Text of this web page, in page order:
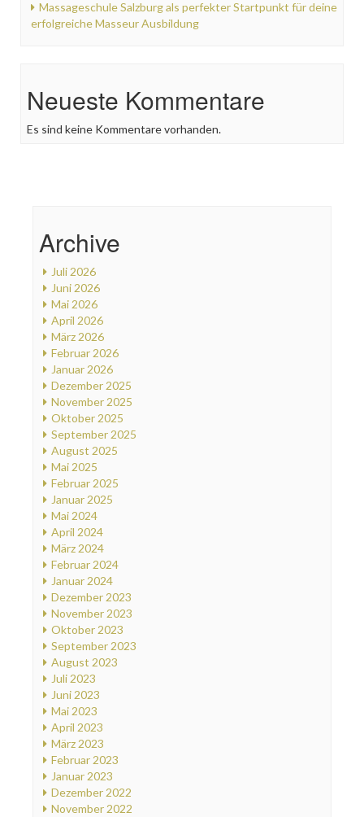
Massageschule Salzburg als perfekter Startpunkt für deine
erfolgreiche Masseur Ausbildung
Neueste Kommentare
Es sind keine Kommentare vorhanden.
Archive
Juli 2026
Juni 2026
Mai 2026
April 2026
März 2026
Februar 2026
Januar 2026
Dezember 2025
November 2025
Oktober 2025
September 2025
August 2025
Mai 2025
Februar 2025
Januar 2025
Mai 2024
April 2024
März 2024
Februar 2024
Januar 2024
Dezember 2023
November 2023
Oktober 2023
September 2023
August 2023
Juli 2023
Juni 2023
Mai 2023
April 2023
März 2023
Februar 2023
Januar 2023
Dezember 2022
November 2022